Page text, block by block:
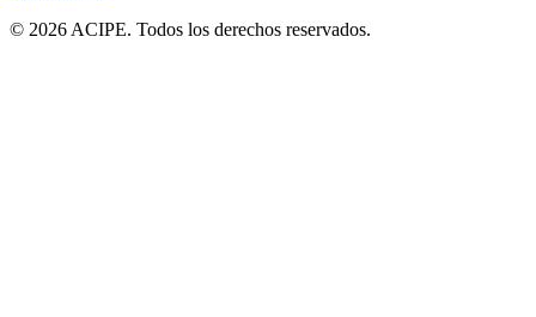
© 2026 ACIPE. Todos los derechos reservados.